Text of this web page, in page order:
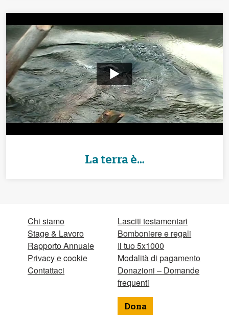
La terra è…
Chi siamo
Stage & Lavoro
Rapporto Annuale
Privacy e cookie
Contattaci
Lasciti testamentari
Bomboniere e regali
Il tuo 5x1000
Modalità di pagamento
Donazioni – Domande
frequenti
Dona